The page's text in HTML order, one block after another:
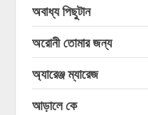
অবাধ্য পিছুটান
অরোনী তোমার জন্য
অ্যারেঞ্জ ম্যারেজ
আড়ালে কে